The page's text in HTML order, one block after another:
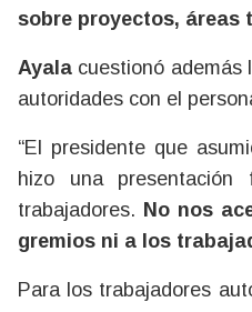
sobre proyectos, áreas
Ayala cuestionó además
autoridades con el
“El presidente que
hizo una presentación
trabajadores. No nos
gremios ni a los
Para los trabajadores